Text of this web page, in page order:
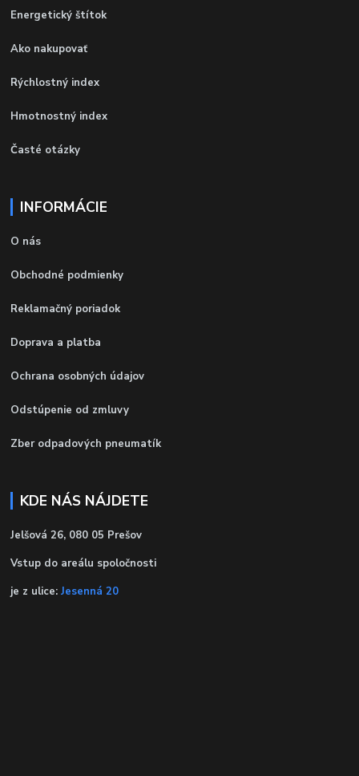
Energetický štítok
Ako nakupovať
Rýchlostný index
Hmotnostný index
Časté otázky
INFORMÁCIE
O nás
Obchodné podmienky
Reklamačný poriadok
Doprava a platba
Ochrana osobných údajov
Odstúpenie od zmluvy
Zber odpadových pneumatík
KDE NÁS NÁJDETE
Jelšová 26, 080 05 Prešov
Vstup do areálu spoločnosti
je z ulice: Jesenná 20